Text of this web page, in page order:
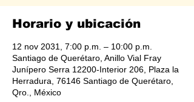
Horario y ubicación
12 nov 2031, 7:00 p.m. – 10:00 p.m.
Santiago de Querétaro, Anillo Vial Fray
Junípero Serra 12200-Interior 206, Plaza la
Herradura, 76146 Santiago de Querétaro,
Qro., México